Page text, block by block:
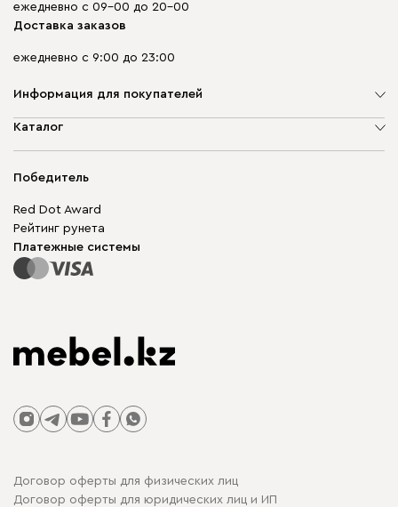
ежедневно с 09-00 до 20-00
Доставка заказов
ежедневно с 9:00 до 23:00
Информация для покупателей
О компании
Гарантия
Для бизнеса
Карта сайта
Каталог
Корпусная мебель
Модульная мебель
Столы и стулья
Победитель
Red Dot Award
Рейтинг рунета
Платежные системы
Договор оферты для физических лиц
Договор оферты для юридических лиц и ИП